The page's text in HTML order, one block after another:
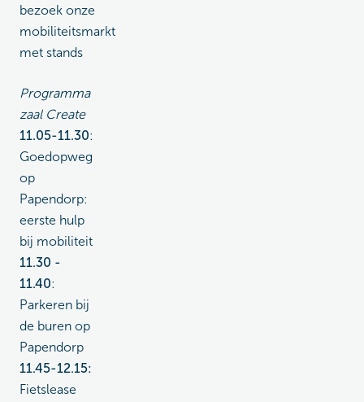
bezoek onze
mobiliteitsmarkt
met stands
Programma
zaal Create
11.05-11.30:
Goedopweg
op
Papendorp:
eerste hulp
bij mobiliteit
11.30 -
11.40:
Parkeren bij
de buren op
Papendorp
11.45-12.15:
Fietslease